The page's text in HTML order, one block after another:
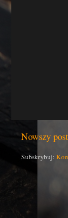
Nowszy post
Subskrybuj: